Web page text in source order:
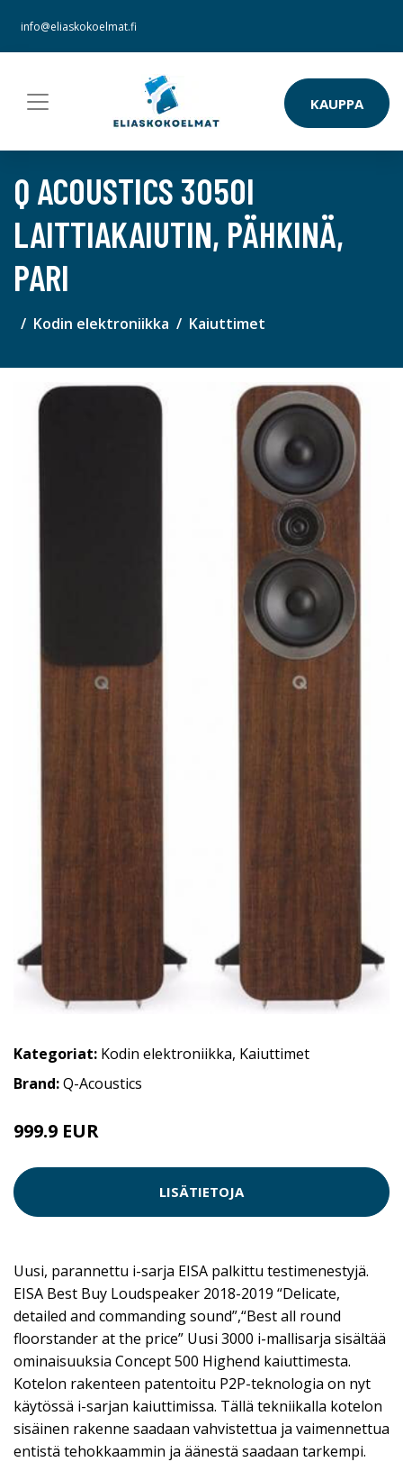
info@eliaskokoelmat.fi
KAUPPA
Q ACOUSTICS 3050I
LAITTIAKAIUTIN, PÄHKINÄ,
PARI
Kodin elektroniikka Kaiuttimet
Kategoriat: Kodin elektroniikka, Kaiuttimet
Brand:Q-Acoustics
999.9 EUR
LISÄTIETOJA
Uusi, parannettu i-sarja EISA palkittu testimenestyjä.
EISA Best Buy Loudspeaker 2018-2019 “Delicate,
detailed and commanding sound”,“Best all round
floorstander at the price” Uusi 3000 i-mallisarja sisältää
ominaisuuksia Concept 500 Highend kaiuttimesta.
Kotelon rakenteen patentoitu P2P-teknologia on nyt
käytössä i-sarjan kaiuttimissa. Tällä tekniikalla kotelon
sisäinen rakenne saadaan vahvistettua ja vaimennettua
entistä tehokkaammin ja äänestä saadaan tarkempi.